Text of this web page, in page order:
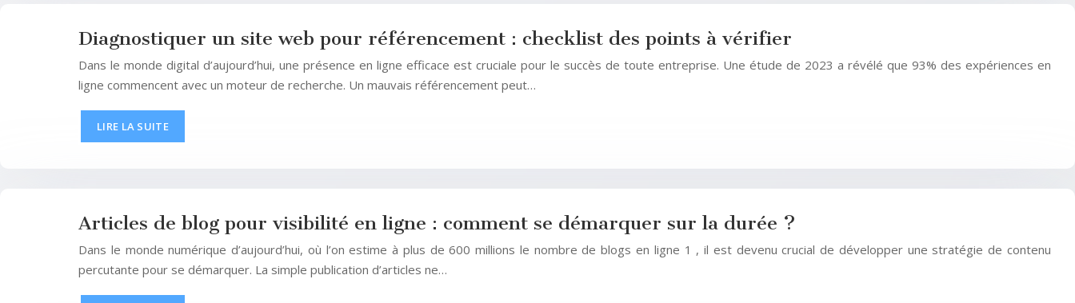
Diagnostiquer un site web pour référencement : checklist des points à vérifier
Dans le monde digital d’aujourd’hui, une présence en ligne efficace est cruciale pour le succès de toute entreprise. Une étude de 2023 a révélé que 93% des expériences en
ligne commencent avec un moteur de recherche. Un mauvais référencement peut…
LIRE LA SUITE
Articles de blog pour visibilité en ligne : comment se démarquer sur la durée ?
Dans le monde numérique d’aujourd’hui, où l’on estime à plus de 600 millions le nombre de blogs en ligne 1 , il est devenu crucial de développer une stratégie de contenu
percutante pour se démarquer. La simple publication d’articles ne…